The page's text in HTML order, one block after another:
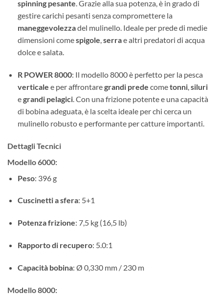
spinning pesante. Grazie alla sua potenza, è in grado di
gestire carichi pesanti senza compromettere la
maneggevolezzadel mulinello. Ideale per prede di medie
dimensioni comespigole,serrae altri predatori di acqua
dolce e salata.
R POWER 8000: Il modello 8000 è perfetto per la pesca
verticale e per affrontaregrandi prede cometonni, siluri
egrandi pelagici. Con una frizione potente e una capacità
di bobina adeguata, è la scelta ideale per chi cerca un
mulinello robusto e performante per catture importanti.
Dettagli Tecnici
Modello 6000:
Peso: 396 g
Cuscinetti a sfera: 5+1
Potenza frizione: 7,5 kg (16,5 lb)
Rapporto di recupero: 5.0:1
Capacità bobina: Ø 0,330 mm / 230 m
Modello 8000: